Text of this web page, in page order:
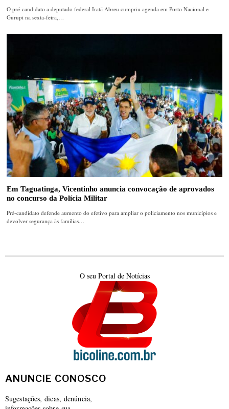
O pré-candidato a deputado federal Iratã Abreu cumpriu agenda em Porto Nacional e
Gurupi na sexta-feira,…
Em Taguatinga, Vicentinho anuncia convocação de aprovados
no concurso da Polícia Militar
Pré-candidato defende aumento do efetivo para ampliar o policiamento nos municípios e
devolver segurança às famílias…
O seu Portal de Notícias
ANUNCIE CONOSCO
Sugestações, dicas, denúncia,